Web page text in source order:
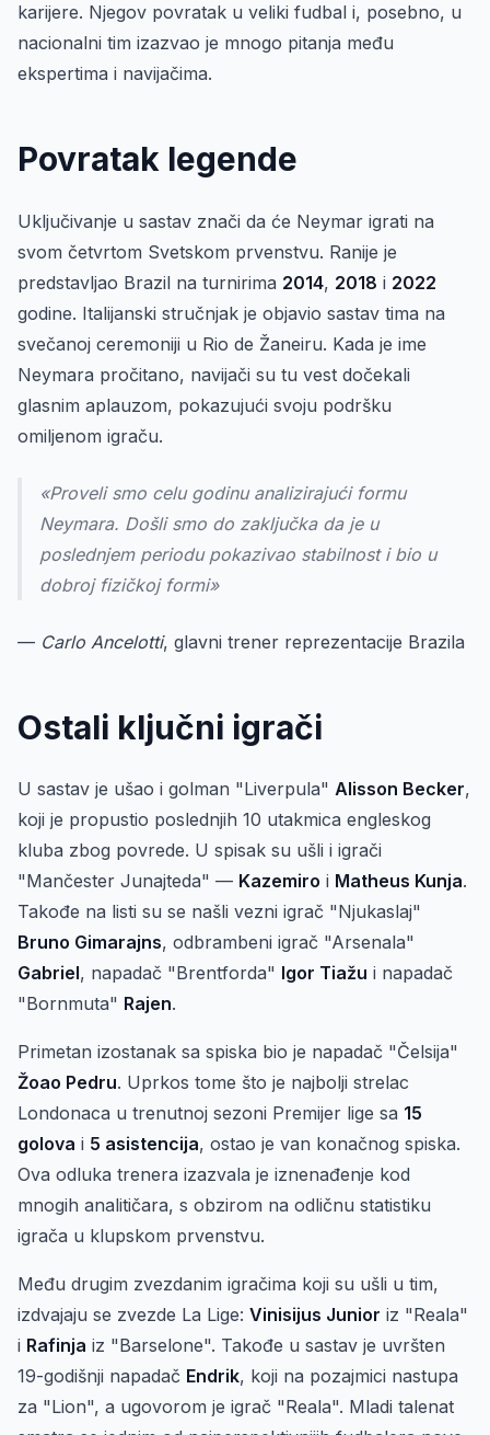
karijere. Njegov povratak u veliki fudbal i, posebno, u
nacionalni tim izazvao je mnogo pitanja među
ekspertima i navijačima.
Povratak legende
Uključivanje u sastav znači da će Neymar igrati na
svom četvrtom Svetskom prvenstvu. Ranije je
predstavljao Brazil na turnirima 2014, 2018 i 2022
godine. Italijanski stručnjak je objavio sastav tima na
svečanoj ceremoniji u Rio de Žaneiru. Kada je ime
Neymara pročitano, navijači su tu vest dočekali
glasnim aplauzom, pokazujući svoju podršku
omiljenom igraču.
«Proveli smo celu godinu analizirajući formu
Neymara. Došli smo do zaključka da je u
poslednjem periodu pokazivao stabilnost i bio u
dobroj fizičkoj formi»
— Carlo Ancelotti, glavni trener reprezentacije Brazila
Ostali ključni igrači
U sastav je ušao i golman "Liverpula" Alisson Becker,
koji je propustio poslednjih 10 utakmica engleskog
kluba zbog povrede. U spisak su ušli i igrači
"Mančester Junajteda" — Kazemiro i Matheus Kunja.
Takođe na listi su se našli vezni igrač "Njukaslaj"
Bruno Gimarajns, odbrambeni igrač "Arsenala"
Gabriel, napadač "Brentforda" Igor Tiažu i napadač
"Bornmuta" Rajen.
Primetan izostanak sa spiska bio je napadač "Čelsija"
Žoao Pedru. Uprkos tome što je najbolji strelac
Londonaca u trenutnoj sezoni Premijer lige sa 15
golova i 5 asistencija, ostao je van konačnog spiska.
Ova odluka trenera izazvala je iznenađenje kod
mnogih analitičara, s obzirom na odličnu statistiku
igrača u klupskom prvenstvu.
Među drugim zvezdanim igračima koji su ušli u tim,
izdvajaju se zvezde La Lige: Vinisijus Junior iz "Reala"
i Rafinja iz "Barselone". Takođe u sastav je uvršten
19-godišnji napadač Endrik, koji na pozajmici nastupa
za "Lion", a ugovorom je igrač "Reala". Mladi talenat